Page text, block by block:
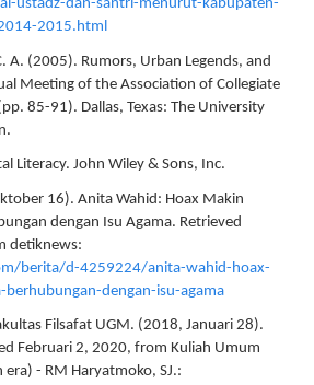
ustadz-dan-santri-menurut-kabupaten-
2015.html
A. (2005). Rumors, Urban Legends, and
Meeting of the Association of Collegiate
85-91). Dallas, Texas: The University
Literacy. John Wiley & Sons, Inc.
16). Anita Wahid: Hoax Makin
dengan Isu Agama. Retrieved
detiknews:
berita/d-4259224/anita-wahid-hoax-
dengan-isu-agama
Filsafat UGM. (2018, Januari 28).
Februari 2, 2020, from Kuliah Umum
era) - RM Haryatmoko, SJ.: